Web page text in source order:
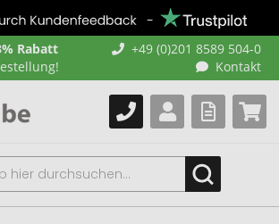
Rabatt
+49 (0)201 8589 504-0
Kontakt